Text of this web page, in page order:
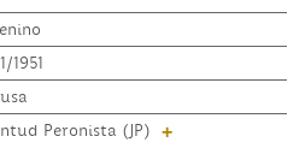
1951
Peronista (JP) +